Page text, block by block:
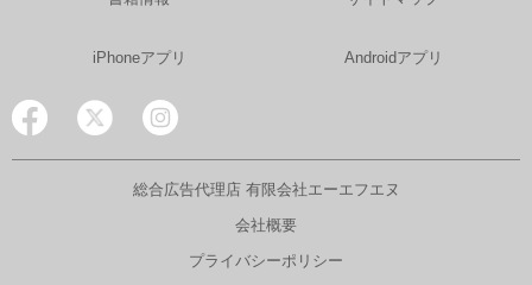
iPhoneアプリ Androidアプリ
総合広告代理店 有限会社エーエフエヌ
会社概要
プライバシーポリシー